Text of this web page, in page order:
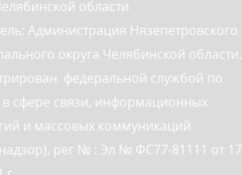
области
Администрация Нязепетровского
округа Челябинской области.
федеральной службой по
в сфере связи, информационных
и массовых коммуникаций
рег № : Эл № ФС77-81111 от 17